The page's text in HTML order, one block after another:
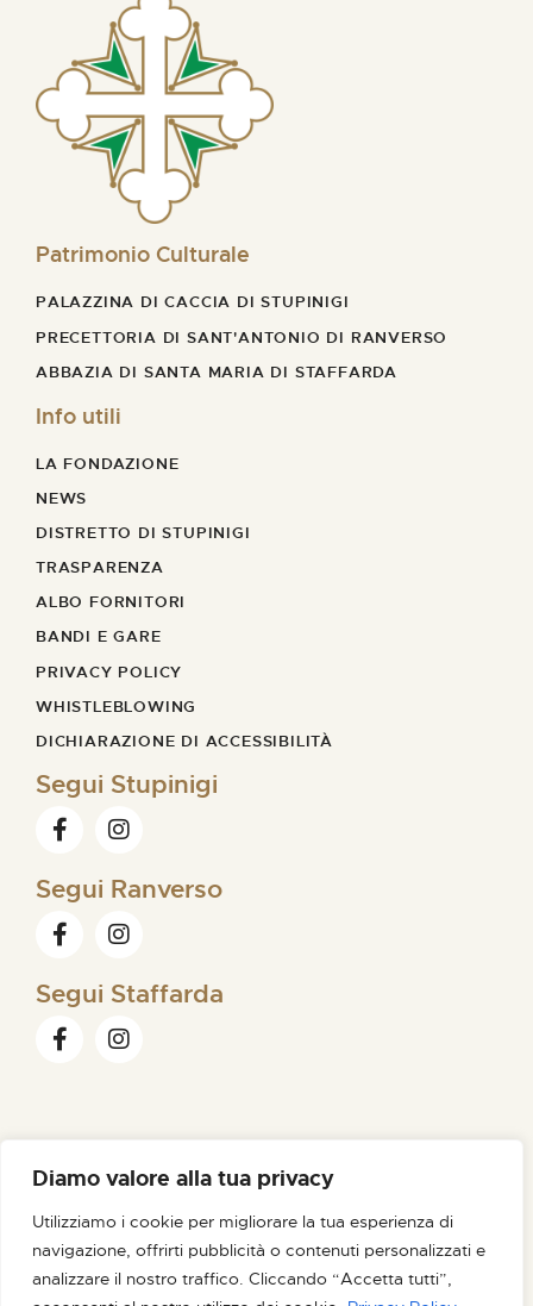
Diamo valore alla tua privacy
Utilizziamo i cookie per migliorare la tua esperienza di
navigazione, offrirti pubblicità o contenuti personalizzati e
analizzare il nostro traffico. Cliccando “Accetta tutti”,
Patrimonio Culturale
PALAZZINA DI CACCIA DI STUPINIGI
PRECETTORIA DI SANT'ANTONIO DI RANVERSO
ABBAZIA DI SANTA MARIA DI STAFFARDA
Info utili
LA FONDAZIONE
NEWS
DISTRETTO DI STUPINIGI
TRASPARENZA
ALBO FORNITORI
BANDI E GARE
PRIVACY POLICY
WHISTLEBLOWING
DICHIARAZIONE DI ACCESSIBILITÀ
Segui Stupinigi
Segui Ranverso
Segui Staffarda
MAGELLANO N. 1 – 10128 TORINO – C.F. /P.IVA 09007180012
PEC FONDAZIONE@PEC.ORDINEMAURIZIANO.IT
CREDITS NOIR STUDIO